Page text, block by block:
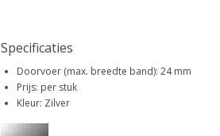
Specificaties
Doorvoer (max. breedte band): 24 mm
Prijs: per stuk
Kleur: Zilver